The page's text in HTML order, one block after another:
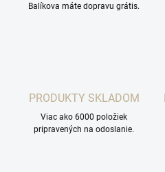
Balíkova máte dopravu grátis.
PRODUKTY SKLADOM
Viac ako 6000 položiek
pripravených na odoslanie.